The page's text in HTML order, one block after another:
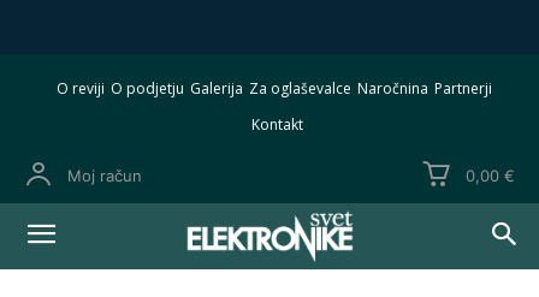
O reviji O podjetju Galerija Za oglaševalce Naročnina Partnerji
Kontakt
Moj račun 0,00 €